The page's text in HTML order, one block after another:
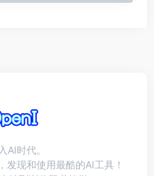
AI时代。
发现和使用最酷的AI工具！